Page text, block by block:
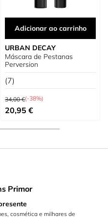
Adicionar ao carrinho
URBAN DECAY
Máscara de Pestanas
Perversion
(7)
Preço Normal
34,00 €(-38%)
Preço Especial
20,95 €
Primor
cosmética e milhares de